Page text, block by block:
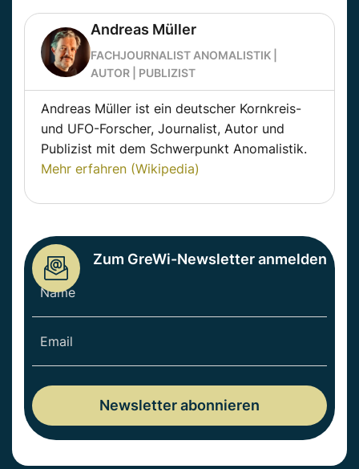
Andreas Müller
FACHJOURNALIST ANOMALISTIK |
AUTOR | PUBLIZIST
Andreas Müller ist ein deutscher Kornkreis-
und UFO-Forscher, Journalist, Autor und
Publizist mit dem Schwerpunkt Anomalistik.
Mehr erfahren (Wikipedia)
Zum GreWi-Newsletter anmelden